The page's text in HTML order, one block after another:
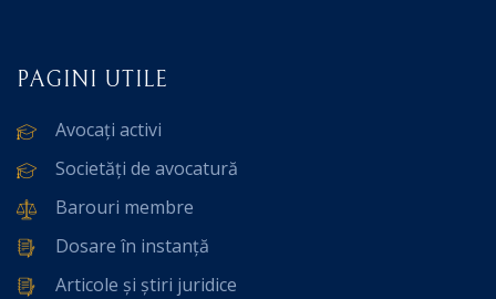
PAGINI UTILE
Avocați activi
Societăți de avocatură
Barouri membre
Dosare în instanță
Articole și știri juridice